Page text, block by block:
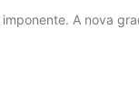
A nova